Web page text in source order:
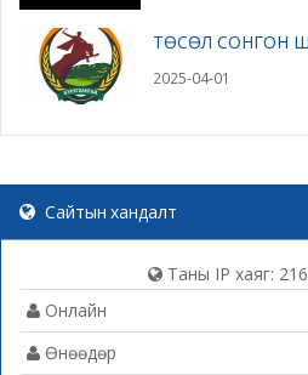
ТӨСӨЛ СОНГОН
2025-04-01
Сайтын хандалт
Таны IP хаяг:
Онлайн
Өнөөдөр